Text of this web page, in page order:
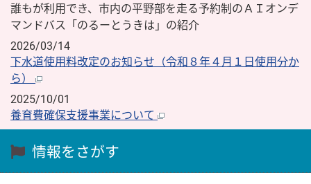
誰もが利用でき、市内の平野部を走る予約制のＡＩオンデ
マンドバス「のるーとうきは」の紹介
2026/03/14
下水道使用料改定のお知らせ（令和８年４月１日使用分か
ら）
2025/10/01
養育費確保支援事業について
情報をさがす